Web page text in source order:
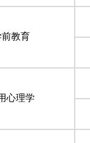
前教育
心理学